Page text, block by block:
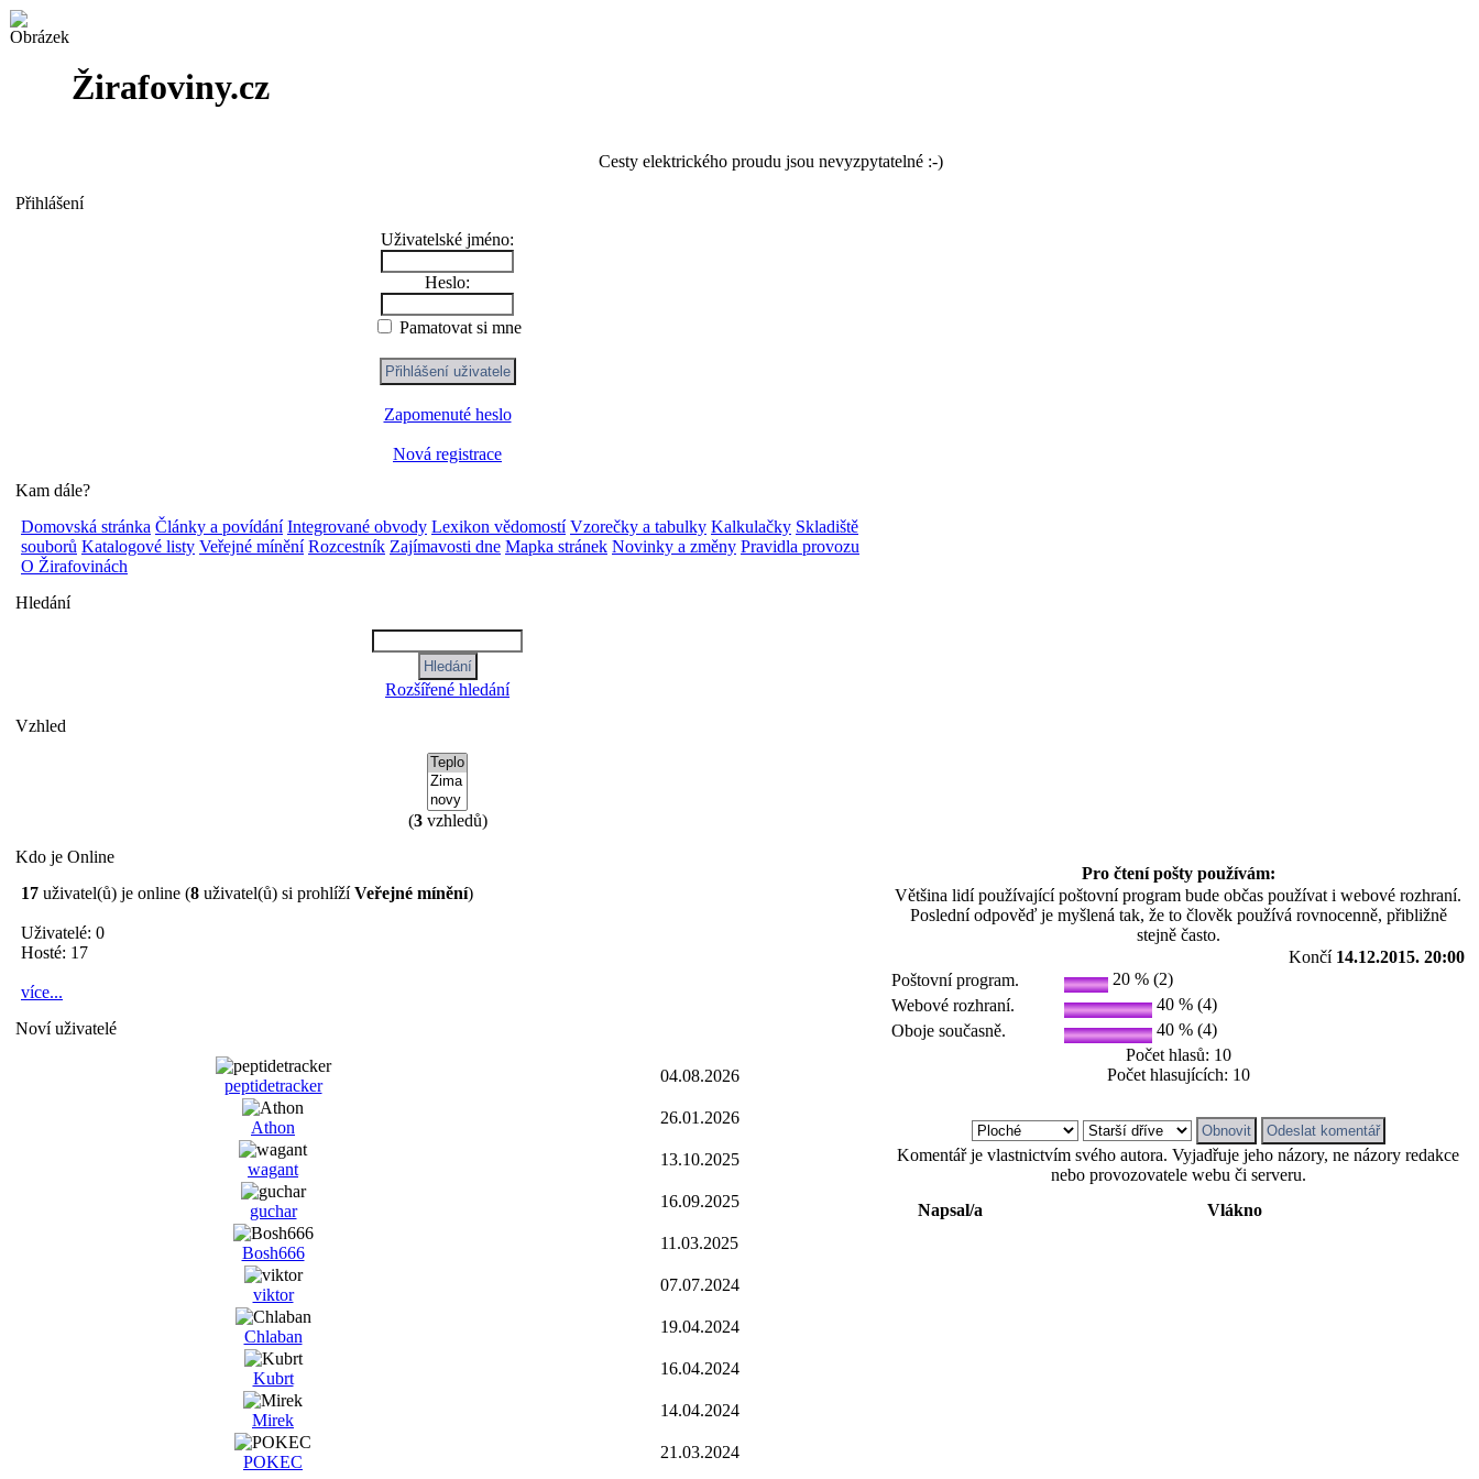
Žirafoviny.cz
Cesty elektrického proudu jsou nevyzpytatelné :-)
Přihlášení
Uživatelské jméno:
Heslo:
Pamatovat si mne
Zapomenuté heslo
Nová registrace
Kam dále?
Domovská stránka Články a povídání Integrované obvody Lexikon vědomostí Vzorečky a tabulky Kalkulačky Skladiště
souborů Katalogové listy Veřejné mínění Rozcestník Zajímavosti dne Mapka stránek Novinky a změny Pravidla provozu
O Žirafovinách
Hledání
Rozšířené hledání
Vzhled
(3vzhledů)
Kdo je Online
17 uživatel(ů) je online (8 uživatel(ů) si prohlížíVeřejné mínění)
Uživatelé: 0
Hosté: 17
více...
Noví uživatelé
peptidetracker
04.08.2026
Athon
26.01.2026
wagant
13.10.2025
guchar
16.09.2025
Bosh666
11.03.2025
viktor
07.07.2024
Chlaban
19.04.2024
Kubrt
16.04.2024
Mirek
14.04.2024
POKEC
21.03.2024
Pro čtení pošty používám:
Většina lidí používající poštovní program bude občas používat i webové rozhraní.
Poslední odpověď je myšlená tak, že to člověk používá rovnocenně, přibližně
stejně často.
Končí 14.12.2015. 20:00
Poštovní program.
20 % (2)
Webové rozhraní.
40 % (4)
Oboje současně.
40 % (4)
Počet hlasů: 10
Počet hlasujících: 10
Komentář je vlastnictvím svého autora. Vyjadřuje jeho názory, ne názory redakce
nebo provozovatele webu či serveru.
Napsal/a
Vlákno